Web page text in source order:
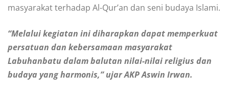
masyarakat terhadap Al-Qur’an dan seni budaya Islami.
“Melalui kegiatan ini diharapkan dapat memperkuat
persatuan dan kebersamaan masyarakat
Labuhanbatu dalam balutan nilai-nilai religius dan
budaya yang harmonis,” ujar AKP Aswin Irwan.